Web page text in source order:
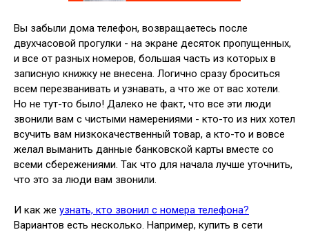
Вы забыли дома телефон, возвращаетесь после
двухчасовой прогулки - на экране десяток пропущенных,
и все от разных номеров, большая часть из которых в
записную книжку не внесена. Логично сразу броситься
всем перезванивать и узнавать, а что же от вас хотели.
Но не тут-то было! Далеко не факт, что все эти люди
звонили вам с чистыми намерениями - кто-то из них хотел
всучить вам низкокачественный товар, а кто-то и вовсе
желал выманить данные банковской карты вместе со
всеми сбережениями. Так что для начала лучше уточнить,
что это за люди вам звонили.
И как же узнать, кто звонил с номера телефона?
Вариантов есть несколько. Например, купить в сети